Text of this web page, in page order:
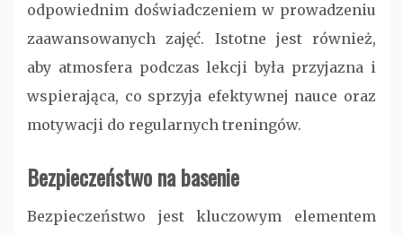
odpowiednim doświadczeniem w prowadzeniu
zaawansowanych zajęć. Istotne jest również,
aby atmosfera podczas lekcji była przyjazna i
wspierająca, co sprzyja efektywnej nauce oraz
motywacji do regularnych treningów.
Bezpieczeństwo na basenie
Bezpieczeństwo jest kluczowym elementem